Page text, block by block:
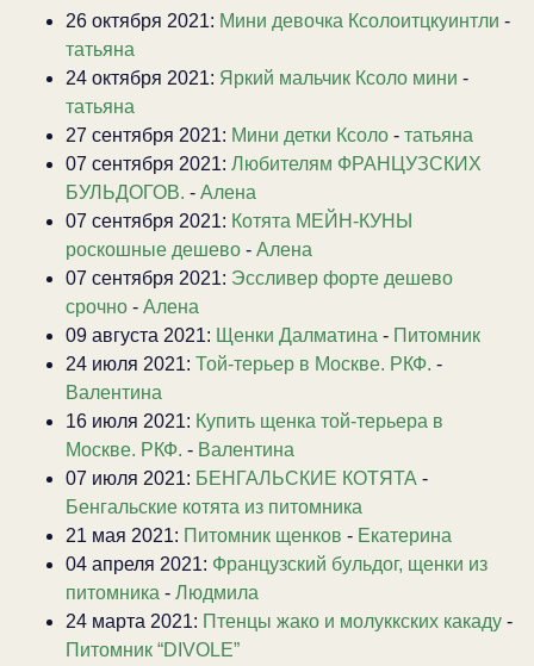
26 октября 2021: Мини девочка Ксолоитцкуинтли -
татьяна
24 октября 2021: Яркий мальчик Ксоло мини -
татьяна
27 сентября 2021: Мини детки Ксоло - татьяна
07 сентября 2021: Любителям ФРАНЦУЗСКИХ
БУЛЬДОГОВ. - Алена
07 сентября 2021: Котята МЕЙН-КУНЫ
роскошные дешево - Алена
07 сентября 2021: Эссливер форте дешево
срочно - Алена
09 августа 2021: Щенки Далматина - Питомник
24 июля 2021: Той-терьер в Москве. РКФ. -
Валентина
16 июля 2021: Купить щенка той-терьера в
Москве. РКФ. - Валентина
07 июля 2021: БЕНГАЛЬСКИЕ КОТЯТА -
Бенгальские котята из питомника
21 мая 2021: Питомник щенков - Екатерина
04 апреля 2021: Французский бульдог, щенки из
питомника - Людмила
24 марта 2021: Птенцы жако и молуккских какаду -
Питомник “DIVOLE”